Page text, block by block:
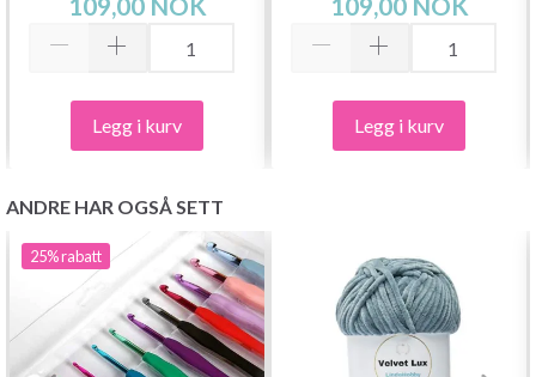
Legg i kurv Legg i kurv
ANDRE HAR OGSÅ SETT
25%rabatt